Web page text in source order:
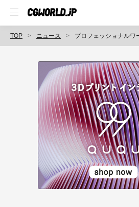
TOP ニュース プロフェッショナルワークステーションAPEXX5シリーズを販売開始～最新インテルXeonプロセッサ